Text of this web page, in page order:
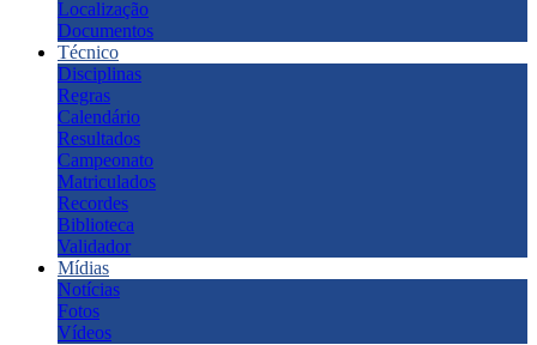
Localização
Documentos
Técnico
Disciplinas
Regras
Calendário
Resultados
Campeonato
Matriculados
Recordes
Biblioteca
Validador
Mídias
Notícias
Fotos
Vídeos